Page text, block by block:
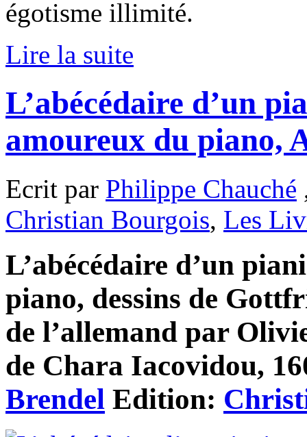
égotisme illimité.
Lire la suite
L’abécédaire d’un
amoureux du piano,
Ecrit par Philippe Chauché
Christian Bourgois, Les
L’abécédaire d’un
piano, dessins de
de l’allemand par
de Chara Iacovidou,
Brendel Edition: